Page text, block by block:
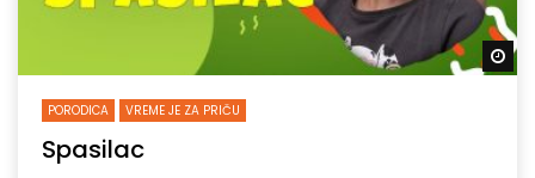
PORODICA VREME JE ZA PRIČU
Spasilac